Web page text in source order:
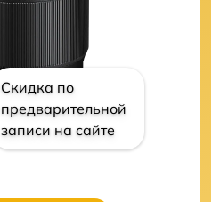
Скидка по
предварительной
записи на сайте